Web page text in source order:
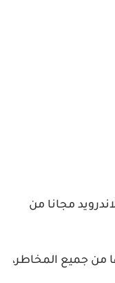
مجانا من
من جميع المخاطر،